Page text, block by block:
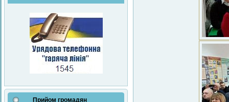
Прийом громадян